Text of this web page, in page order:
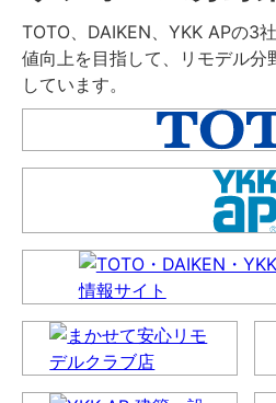
TOTO、DAIKEN、YKK APの3
値向上を目指して、リモデル
しています。